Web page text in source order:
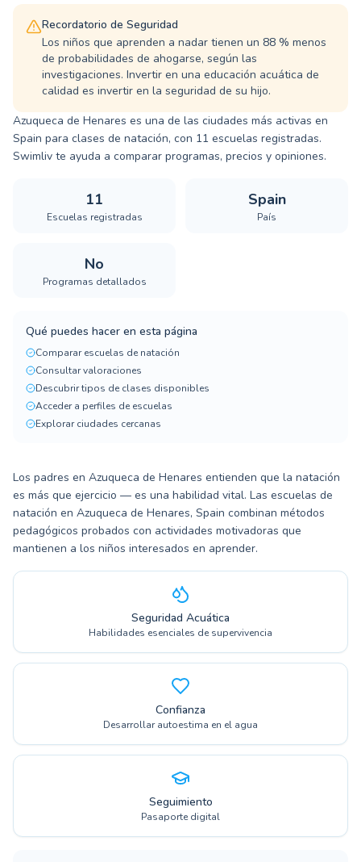
Recordatorio de Seguridad
Los niños que aprenden a nadar tienen un 88 % menos
de probabilidades de ahogarse, según las
investigaciones. Invertir en una educación acuática de
calidad es invertir en la seguridad de su hijo.
Azuqueca de Henares es una de las ciudades más activas en
Spain para clases de natación, con 11 escuelas registradas.
Swimliv te ayuda a comparar programas, precios y opiniones.
11
Escuelas registradas
Spain
País
No
Programas detallados
Qué puedes hacer en esta página
Comparar escuelas de natación
Consultar valoraciones
Descubrir tipos de clases disponibles
Acceder a perfiles de escuelas
Explorar ciudades cercanas
Los padres en Azuqueca de Henares entienden que la natación
es más que ejercicio — es una habilidad vital. Las escuelas de
natación en Azuqueca de Henares, Spain combinan métodos
pedagógicos probados con actividades motivadoras que
mantienen a los niños interesados en aprender.
Seguridad Acuática
Habilidades esenciales de supervivencia
Confianza
Desarrollar autoestima en el agua
Seguimiento
Pasaporte digital